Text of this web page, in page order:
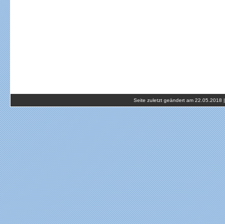
Seite zuletzt geändert am 22.05.2018